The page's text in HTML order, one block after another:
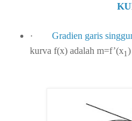
· Gradien garis
kurva f(x) adalah m=f’(x1)